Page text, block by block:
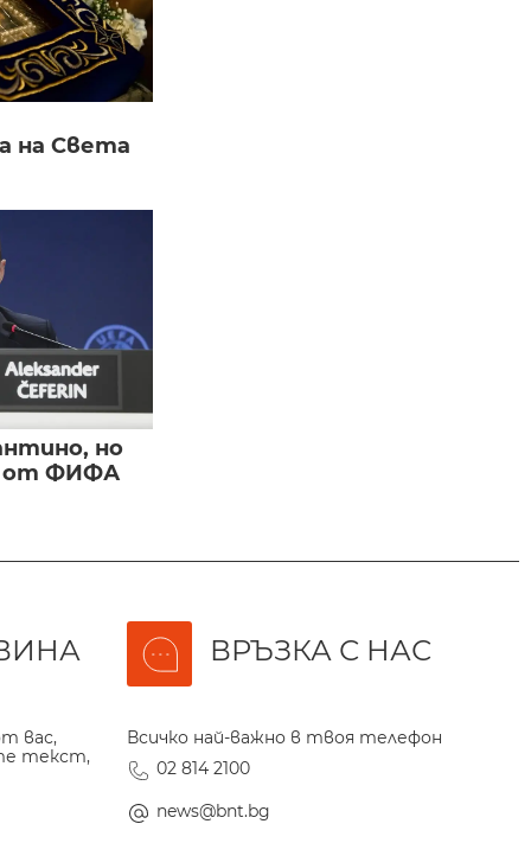
на Света
но
от ФИФА
вас,
текст,
ВРЪЗКА С НАС
Всичко най-важно в твоя телефон
02 814 2100
news@bnt.bg